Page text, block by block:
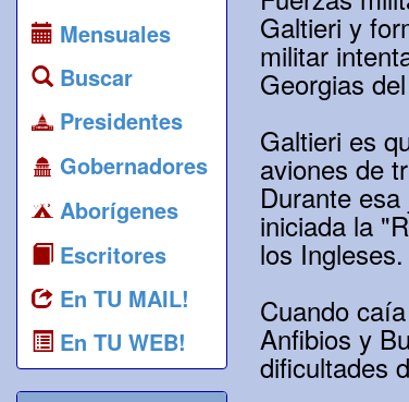
Mensuales
Buscar
Presidentes
Gobernadores
Aborígenes
Escritores
En TU MAIL!
En TU WEB!
Galtieri y
militar
Georgias
Galtieri es
aviones de
Durante
iniciada la
los Ingleses.
Cuando
Anfibios y
dificultades